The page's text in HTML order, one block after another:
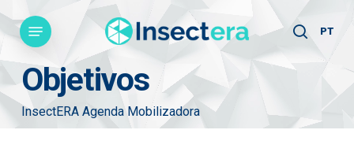
Skip
to
main
content
PT
search
Menu
Objetivos
InsectERA Agenda Mobilizadora